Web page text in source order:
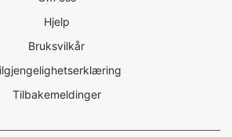
Hjelp
Bruksvilkår
Tilbakemeldinger